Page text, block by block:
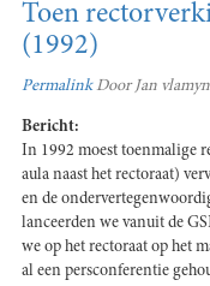
Toen
(1992)
PermalinkDoorJan
Bericht:
In 1992 moest toenmalige
aula naast het rectoraat)
en de
lanceerden we vanuit de
we op het rectoraat op het
al een persconferentie